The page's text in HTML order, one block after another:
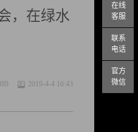
在线
客服
联系
电话
官方
微信
，在绿水
2019-4-4 16:43